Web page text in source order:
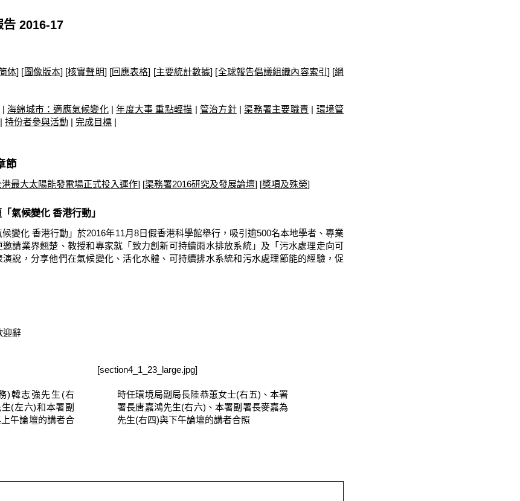
告 2016-17
体] [ 圖像版本] [核實聲明] [回應表格] [主要統計數據] [全球報告倡議組織內容索引 ] [網
| 海綿城市：適應氣候變化|年度大事 重點輕描 | 管治方針|渠務署主要職責 | 環境管
| 持份者參與活動 | 完成目標 |
節
港最大太陽能發電場正式投入運作] [渠務署2016研究及發展論壇] [獎項及殊榮]
氣候變化 香港行動」
變化 香港行動」於2016年11月8日假香港科學館舉行，吸引逾500名本地學者、專業
請業界翹楚、教授和專家就「致力創新可持續雨水排放系統」及「污水處理走向可
說，分享他們在氣候變化、活化水體、可持續排水系統和污水處理節能的經驗，促
迎辭
)韓志強先生(右
(左六)和本署副
午論壇的講者合
[section4_1_23_large.jpg]
時任環境局副局長陸恭蕙女士(右五)、本署
署長唐嘉鴻先生(右六)、本署副署長麥嘉為
先生(右四)與下午論壇的講者合照